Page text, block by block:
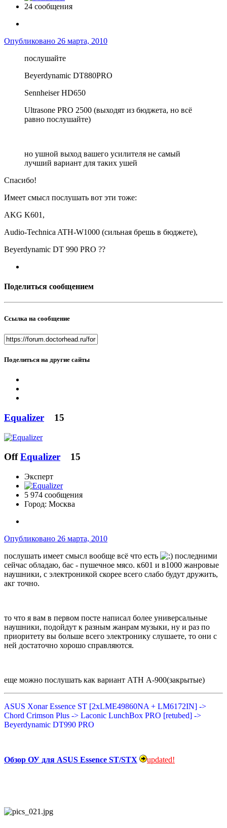
24 сообщения
Опубликовано 26 марта, 2010
послушайте
Beyerdynamic DT880PRO
Sennheiser HD650
Ultrasone PRO 2500 (выходят из бюджета, но всё
равно послушайте)
но ушной выход вашего усилителя не самый
лучший вариант для таких ушей
Спасибо!
Имеет смысл послушать вот эти тоже:
AKG K601,
Audio-Technica ATH-W1000 (сильная брешь в бюджете),
Beyerdynamic DT 990 PRO ??
Поделиться сообщением
Ссылка на сообщение
Поделиться на другие сайты
Equalizer 15
Off Equalizer 15
Эксперт
5 974 сообщения
Город: Москва
Опубликовано 26 марта, 2010
послушать имеет смысл вообще всё что есть
последними
сейчас обладаю, бас - пушечное мясо. к601 и в1000 жанровые
наушники, с электроникой скорее всего слабо будут дружить,
акг точно.
то что я вам в первом посте написал более универсальные
наушники, подойдут к разным жанрам музыки, ну и раз по
приоритету вы больше всего электронику слушаете, то они с
ней достаточно хорошо справляются.
еще можно послушать как вариант АТН А-900(закрытые)
ASUS Xonar Essence ST [2хLME49860NA + LM6172IN] ->
Chord Crimson Plus -> Laconic LunchBox PRO [retubed] ->
Beyerdynamic DT990 PRO
Обзор ОУ для ASUS Essence ST/STX updated!